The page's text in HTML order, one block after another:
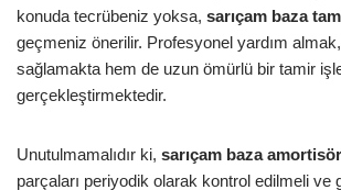
konuda tecrübeniz yoksa, sarıçam baza
geçmeniz önerilir. Profesyonel yardım
sağlamakta hem de uzun ömürlü bir tamir
gerçekleştirmektedir.
Unutulmamalıdır ki, sarıçam baza
parçaları periyodik olarak kontrol edilmeli ve